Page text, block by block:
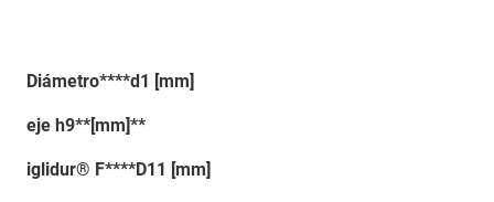
Diámetro****d1 [mm]
eje h9**[mm]**
iglidur® F****D11 [mm]